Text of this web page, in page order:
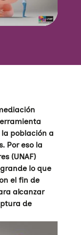
población a
Por eso la
(UNAF)
lo que
el fin de
alcanzar
de